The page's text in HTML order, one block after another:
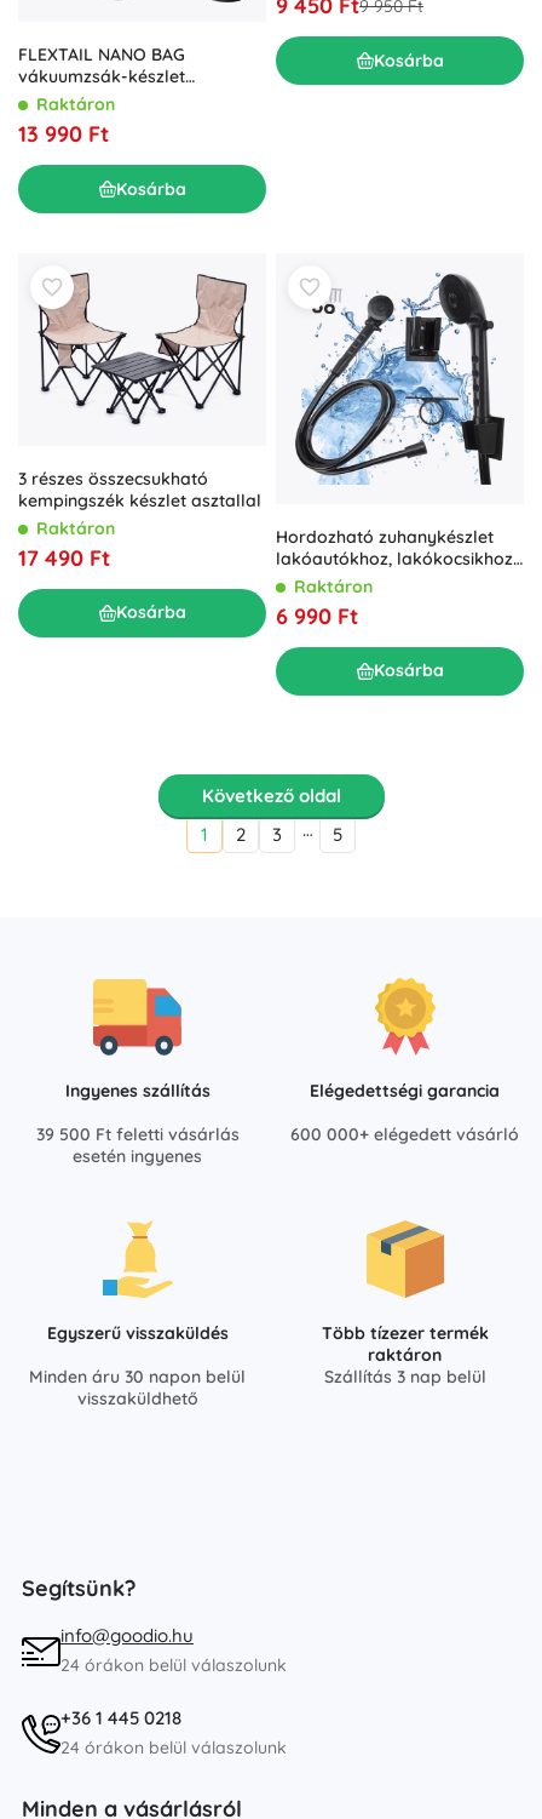
FLEXTAIL NANO BAG
vákuumzsák-készlet
elektromos pumpával
Raktáron
13 990 Ft
Kosárba
9 450 Ft9 950 Ft
Kosárba
3 részes összecsukható
kempingszék készlet asztallal
Raktáron
17 490 Ft
Kosárba
Hordozható zuhanykészlet
lakóautókhoz, lakókocsikhoz
és hajókhoz
Raktáron
6 990 Ft
Kosárba
Következő oldal
1
2 3 … 5
Ingyenes szállítás
39 500 Ft feletti vásárlás
esetén ingyenes
Elégedettségi garancia
600 000+ elégedett vásárló
Egyszerű visszaküldés
Minden áru 30 napon belül
visszaküldhető
Több tízezer termék
raktáron
Szállítás 3 nap belül
Segítsünk?
info@goodio.hu
24 órákon belül válaszolunk
+36 1 445 0218
24 órákon belül válaszolunk
Minden a vásárlásról